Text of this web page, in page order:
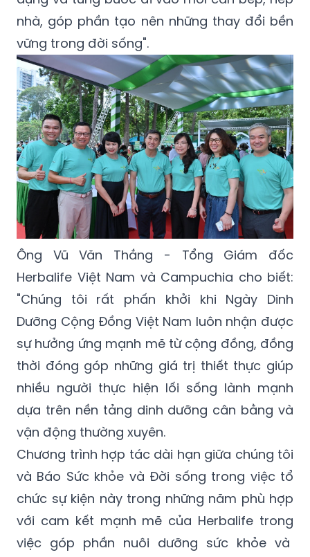
nhà, góp phần tạo nên những thay đổi bền
vững trong đời sống".
Ông Vũ Văn Thắng - Tổng Giám đốc
Herbalife Việt Nam và Campuchia cho biết:
"Chúng tôi rất phấn khởi khi Ngày Dinh
Dưỡng Cộng Đồng Việt Nam luôn nhận được
sự hưởng ứng mạnh mẽ từ cộng đồng, đồng
thời đóng góp những giá trị thiết thực giúp
nhiều người thực hiện lối sống lành mạnh
dựa trên nền tảng dinh dưỡng cân bằng và
vận động thường xuyên.
Chương trình hợp tác dài hạn giữa chúng tôi
và Báo Sức khỏe và Đời sống trong việc tổ
chức sự kiện này trong những năm phù hợp
với cam kết mạnh mẽ của Herbalife trong
việc góp phần nuôi dưỡng sức khỏe và